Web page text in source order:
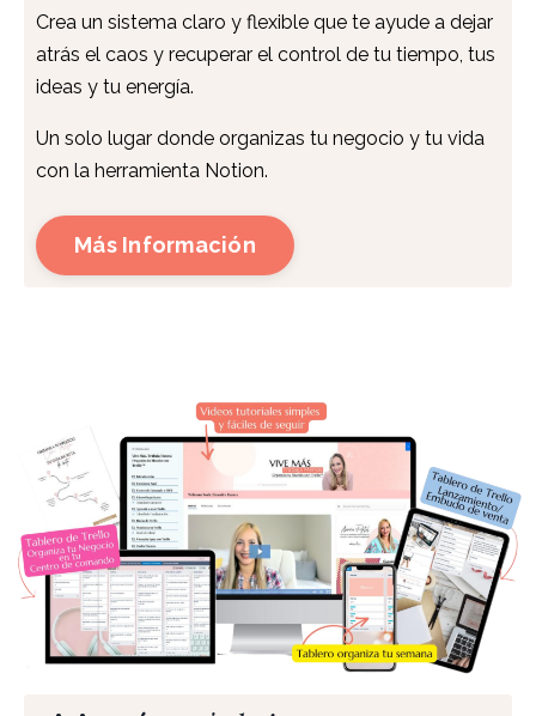
Crea un sistema claro y flexible que te ayude a dejar
atrás el caos y recuperar el control de tu tiempo, tus
ideas y tu energía.
Un solo lugar donde organizas tu negocio y tu vida
con la herramienta Notion.
Más Información